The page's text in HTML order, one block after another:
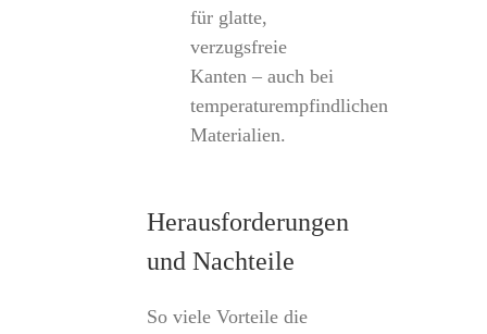
für glatte,
verzugsfreie
Kanten – auch bei
temperaturempfindlichen
Materialien.
Herausforderungen
und Nachteile
So viele Vorteile die